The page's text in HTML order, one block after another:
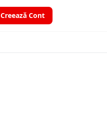
Creează Cont